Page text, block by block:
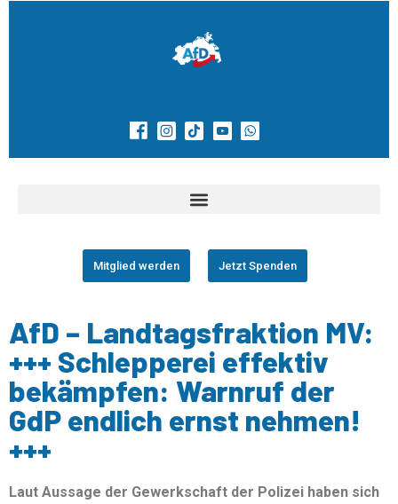
Mitglied werden Jetzt Spenden
AfD – Landtagsfraktion MV:
+++ Schlepperei effektiv
bekämpfen: Warnruf der
GdP endlich ernst nehmen!
+++
Laut Aussage der Gewerkschaft der Polizei haben sich